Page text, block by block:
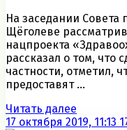
На заседании Совета
Щёголеве
нацпроекта
рассказал о том, что
частности, отметил,
предоставят ...
Читать далее
17 октября 2019, 11:13